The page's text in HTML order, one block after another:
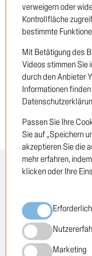
Neukunden-
Standorte
Über TRUCKTEC
Geschichte
Karriere
verweigern oder
Kontrollfläche
bestimmte
Mit Betätigung des
Videos stimmen Sie
durch den Anbieter
Informationen
Passen Sie Ihre
Sie auf „Speichern
akzeptieren Sie die
mehr erfahren,
klicken oder Ihre
Erforderlich
Marketing